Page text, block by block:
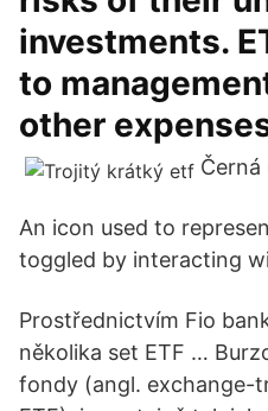
investments.
to
other
An icon used to
toggled by interacting
Prostřednictvím Fio
několika set ETF …
fondy (angl. exchange-